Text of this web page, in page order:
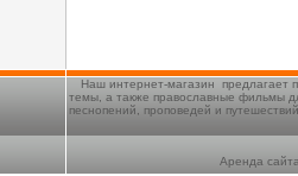
Наш интернет-магазин предлагает
темы, а также православные фильмы
песнопений, проповедей и
Аренда